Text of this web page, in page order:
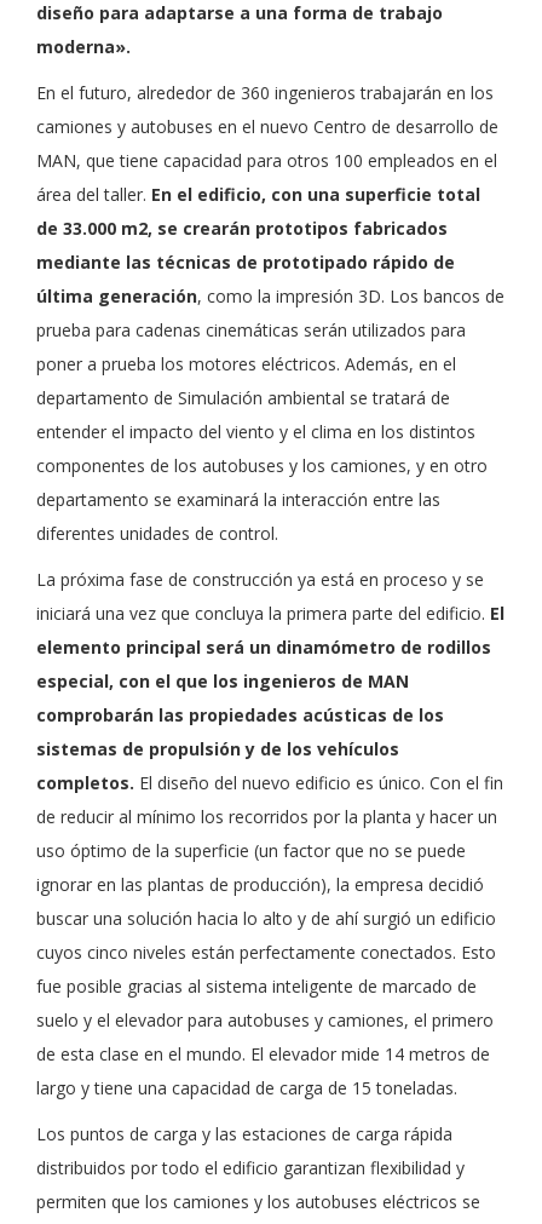
diseño para adaptarse a una forma de trabajo
moderna».
En el futuro, alrededor de 360 ingenieros trabajarán en los
camiones y autobuses en el nuevo Centro de desarrollo de
MAN, que tiene capacidad para otros 100 empleados en el
área del taller. En el edificio, con una superficie total
de 33.000 m2, se crearán prototipos fabricados
mediante las técnicas de prototipado rápido de
última generación, como la impresión 3D. Los bancos de
prueba para cadenas cinemáticas serán utilizados para
poner a prueba los motores eléctricos. Además, en el
departamento de Simulación ambiental se tratará de
entender el impacto del viento y el clima en los distintos
componentes de los autobuses y los camiones, y en otro
departamento se examinará la interacción entre las
diferentes unidades de control.
La próxima fase de construcción ya está en proceso y se
iniciará una vez que concluya la primera parte del edificio. El
elemento principal será un dinamómetro de rodillos
especial, con el que los ingenieros de MAN
comprobarán las propiedades acústicas de los
sistemas de propulsión y de los vehículos
completos. El diseño del nuevo edificio es único. Con el fin
de reducir al mínimo los recorridos por la planta y hacer un
uso óptimo de la superficie (un factor que no se puede
ignorar en las plantas de producción), la empresa decidió
buscar una solución hacia lo alto y de ahí surgió un edificio
cuyos cinco niveles están perfectamente conectados. Esto
fue posible gracias al sistema inteligente de marcado de
suelo y el elevador para autobuses y camiones, el primero
de esta clase en el mundo. El elevador mide 14 metros de
largo y tiene una capacidad de carga de 15 toneladas.
Los puntos de carga y las estaciones de carga rápida
distribuidos por todo el edificio garantizan flexibilidad y
permiten que los camiones y los autobuses eléctricos se